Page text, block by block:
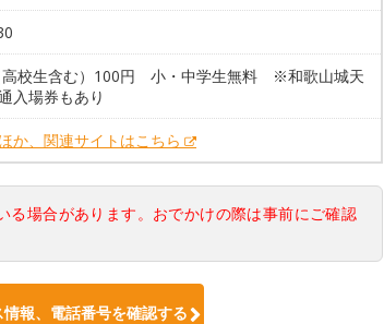
高校生含む）100円 小・中学生無料 ※和歌山城天
入場券もあり
か、関連サイトはこちら
場合があります。おでかけの際は事前にご確認
報、電話番号を確認する